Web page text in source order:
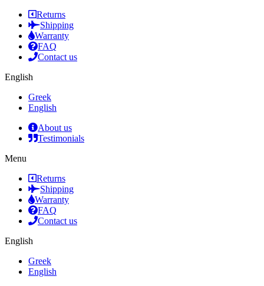
Returns
Shipping
Warranty
FAQ
Contact us
English
Greek
English
About us
Testimonials
Menu
Returns
Shipping
Warranty
FAQ
Contact us
English
Greek
English